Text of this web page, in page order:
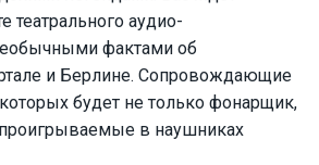
театрального аудио-
фактами об
и Берлине. Сопровождающие
будет не только фонарщик,
в наушниках